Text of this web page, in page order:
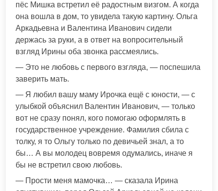
пёс Мишка встретил её радостным визгом. А когда
она вошла в дом, то увидела такую картину. Ольга
Аркадьевна и Валентина Иванович сидели
держась за руки, а в ответ на вопросительный
взгляд Ирины оба звонка рассмеялись.
— Это не любовь с первого взгляда, — поспешила
заверить мать.
— Я любил вашу маму Ирочка ещё с юности, — с
улыбкой объяснил Валентин Иванович, — только
вот не сразу понял, кого помогаю оформлять в
государственное учреждение. Фамилия сбила с
толку, я то Ольгу только по девичьей знал, а то
бы… А вы молодец вовремя одумались, иначе я
бы не встретил свою любовь.
— Прости меня мамочка… — сказала Ирина